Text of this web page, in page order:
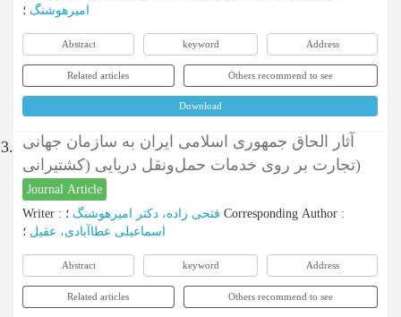
امیرهوشنگ ؛
Abstract keyword Address
Related articles Others recommend to see
Download
3. آثار الحاق جمهوری اسلامی ایران به سازمان جهانی
تجارت بر روی خدمات حمل‌ونقل دریایی (کشتیرانی)
Journal Article
Writer : فتحی زاده، دکتر امیرهوشنگ Corresponding Author :
اسماعیلی عطاآبادی، عقیل ؛
Abstract keyword Address
Related articles Others recommend to see